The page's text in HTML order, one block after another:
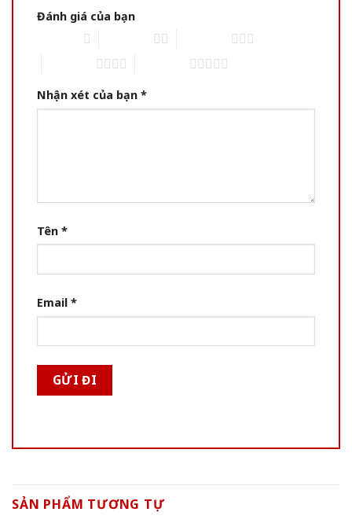
Đánh giá của bạn
Nhận xét của bạn *
Tên *
Email *
SẢN PHẨM TƯƠNG TỰ